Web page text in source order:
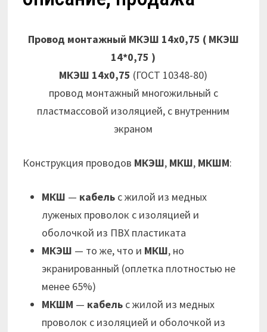
Провод монтажный МКЭШ 14х0,75 ( МКЭШ
14*0,75 )
МКЭШ 14х0,75 (ГОСТ 10348-80)
провод монтажный многожильный с
пластмассовой изоляцией, с внутренним
экраном
Конструкция проводов МКЭШ, МКШ, МКШМ:
МКШ — кабель с жилой из медных
луженых проволок с изоляцией и
оболочкой из ПВХ пластиката
МКЭШ — то же, что и МКШ, но
экранированный (оплетка плотностью не
менее 65%)
МКШМ — кабель с жилой из медных
проволок с изоляцией и оболочкой из